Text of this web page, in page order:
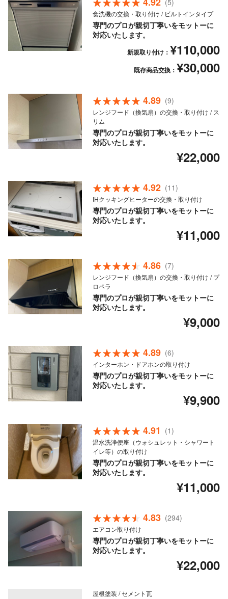
(5)
食洗機の交換・取り付け / ビルトインタイプ
専門のプロが親切丁寧いをモットーに
対応いたします。
新規取り付け： ¥110,000
既存商品交換： ¥30,000
4.89 (9)
レンジフード（換気扇）の交換・取り付け / ス
リム
専門のプロが親切丁寧いをモットーに
対応いたします。
¥22,000
4.92 (11)
IHクッキングヒーターの交換・取り付け
専門のプロが親切丁寧いをモットーに
対応いたします。
¥11,000
4.86 (7)
レンジフード（換気扇）の交換・取り付け / プ
ロペラ
専門のプロが親切丁寧いをモットーに
対応いたします。
¥9,000
4.89 (6)
インターホン・ドアホンの取り付け
専門のプロが親切丁寧いをモットーに
対応いたします。
¥9,900
4.91 (1)
温水洗浄便座（ウォシュレット・シャワート
イレ等）の取り付け
専門のプロが親切丁寧いをモットーに
対応いたします。
¥11,000
4.83 (294)
エアコン取り付け
専門のプロが親切丁寧いをモットーに
対応いたします。
¥22,000
屋根塗装 / セメント瓦